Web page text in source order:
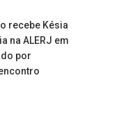
recebe Késia
na ALERJ em
por